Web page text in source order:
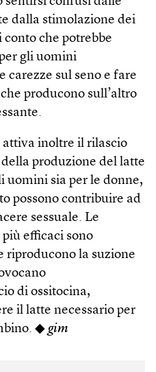
dalla stimolazione dei
conto che potrebbe
gli uomini
carezze sul seno e fare
producono sull’altro
attiva inoltre il rilascio
produzione del latte
uomini sia per le donne,
possono contribuire ad
sessuale. Le
efficaci sono
riproducono la suzione
di ossitocina,
il latte necessario per
◆ gim